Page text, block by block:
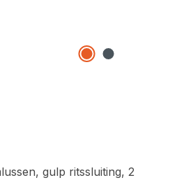
gulp ritssluiting, 2